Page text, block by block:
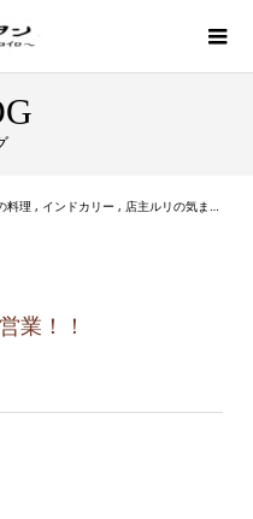
料理 , インドカリー , 店主ルリの気まぐれカレー
業！！